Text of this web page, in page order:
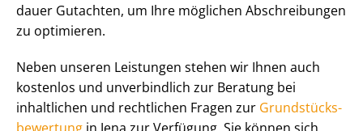
dau­er Gutachten, um Ihre möglichen Abschreibungen
zu optimieren.
Neben unseren Leistungen stehen wir Ihnen auch
kostenlos und unverbindlich zur Beratung bei
inhaltlichen und rechtlichen Fragen zur Grund­stücks­